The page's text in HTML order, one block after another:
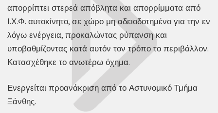
απορρίπτει στερεά απόβλητα και απορρίμματα από
Ι.Χ.Φ. αυτοκίνητο, σε χώρο μη αδειοδοτημένο για την εν
λόγω ενέργεια, προκαλώντας ρύπανση και
υποβαθμίζοντας κατά αυτόν τον τρόπο το περιβάλλον.
Κατασχέθηκε το ανωτέρω όχημα.
Ενεργείται προανάκριση από το Αστυνομικό Τμήμα
Ξάνθης.